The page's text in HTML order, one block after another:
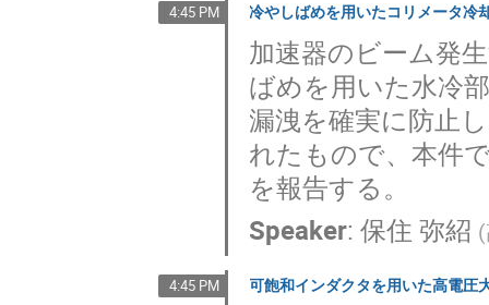
4:45 PM 冷やしばめを用いたコリメータ冷
加速器のビーム発
ばめを用いた水冷
漏洩を確実に防止
れたもので、本件
を報告する。
Speaker:保住 弥紹 (
4:45 PM 可飽和インダクタを用いた高電圧